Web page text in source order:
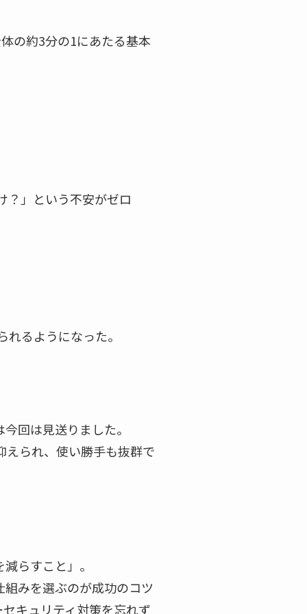
の約3分の1にあたる基本
？」という不安がゼロ
るようになった。
回は見送りました。
られ、使い勝手も抜群で
らすこと」。
みを選ぶのが成功のコツ
キュリティ対策を忘れず